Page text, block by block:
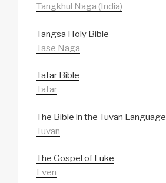
Tangkhul Naga (India)
Tangsa Holy Bible
Tase Naga
Tatar Bible
Tatar
The Bible in the Tuvan Language
Tuvan
The Gospel of Luke
Even